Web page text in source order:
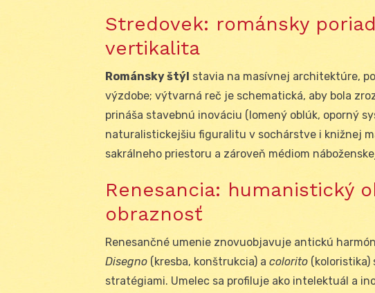
Stredovek: románsky
vertikalita
Románsky štýl stavia na masívnej architektúre,
výzdobe; výtvarná reč je schematická, aby bola
prináša stavebnú inováciu (lomený oblúk, oporný
naturalistickejšiu figuralitu v sochárstve i knižnej
sakrálneho priestoru a zároveň médiom
Renesancia: humanistický
obraznosť
Renesančné umenie znovuobjavuje antickú
Disegno (kresba, konštrukcia) a colorito
stratégiami. Umelec sa profiluje ako intelektuál a